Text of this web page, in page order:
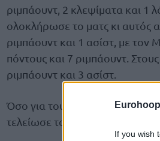
If you wish
ριμπάουντ, 2 κλεψίματα και 1
ολοκλήρωσε το ματς κι αυτός
ριμπάουντ και 1 ασίστ, με τον
πόντους και 7 ριμπάουντ.
ριμπάουντ και 3 ασίστ.
Όσο για τους ηττημένους, σε
τελείωσε το ματς με 34